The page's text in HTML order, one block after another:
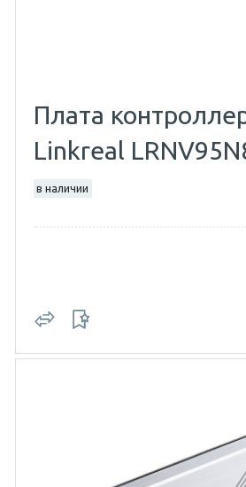
Плата
Linkreal
в наличии